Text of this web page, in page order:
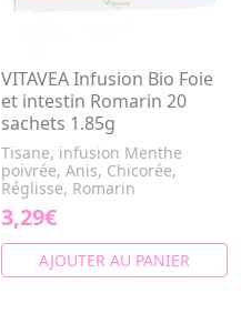
VITAVEA Infusion Bio Foie
et intestin Romarin 20
sachets 1.85g
Tisane, infusion Menthe
poivrée, Anis, Chicorée,
Réglisse, Romarin
3,29€
AJOUTER AU PANIER